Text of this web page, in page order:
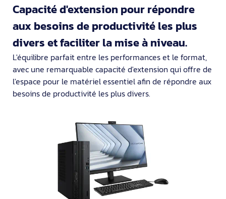
Capacité d'extension pour répondre
aux besoins de productivité les plus
divers et faciliter la mise à niveau.
L'équilibre parfait entre les performances et le format,
avec une remarquable capacité d'extension qui offre de
l'espace pour le matériel essentiel afin de répondre aux
besoins de productivité les plus divers.